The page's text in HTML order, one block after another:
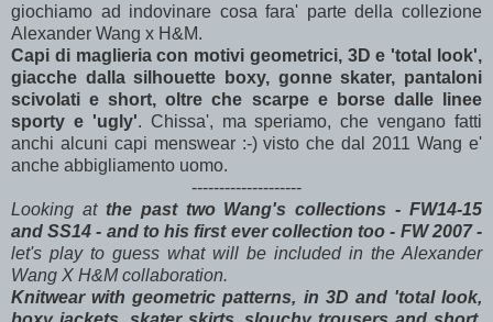
giochiamo ad indovinare cosa fara' parte della collezione
Alexander Wang x H&M.
Capi di maglieria con motivi geometrici, 3D e 'total look',
giacche dalla silhouette boxy, gonne skater, pantaloni
scivolati e short, oltre che scarpe e borse dalle linee
sporty e 'ugly'. Chissa', ma speriamo, che vengano fatti
anchi alcuni capi menswear :-) visto che dal 2011 Wang e'
anche abbigliamento uomo.
--------------------
Looking at the past two Wang's collections - FW14-15
and SS14 - and to his first ever collection too - FW 2007 -
let's play to guess what will be included in the Alexander
Wang X H&M collaboration.
Knitwear with geometric patterns, in 3D and 'total look,